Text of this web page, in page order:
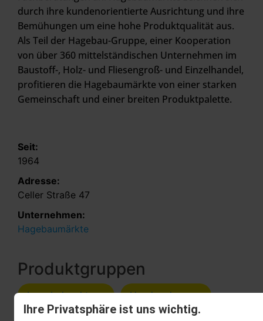
Ihre Privatsphäre ist uns wichtig.
durch ihre kundenorientierte Ausrichtung und ihre
Bemühungen um eine hohe Produktqualität aus.
Als Teil der Hagebau-Gruppe, einer Kooperation
von über 360 mittelständischen Unternehmen im
Baustoff-, Holz- und Fliesengroß- und Einzelhandel,
profitieren die Hagebaumärkte von einer starken
Gemeinschaft und einer breiten Produktpalette.
Seit:
1964
Adresse:
Celler Straße 47
Unternehmen:
Hagebaumärkte
Produktgruppen
Innenbeleuchtung Handwerkzeuge